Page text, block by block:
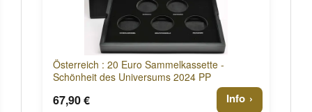
Österreich : 20 Euro Sammelkassette -
Schönheit des Universums 2024 PP
67,90 € Info